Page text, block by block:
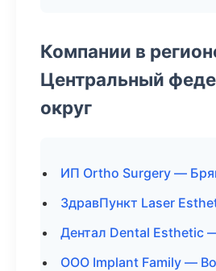
Компании в
Центральный
округ
ИП Ortho Surgery —
ЗдравПункт Laser
Дентал Dental Esthetic
ООО Implant Family —